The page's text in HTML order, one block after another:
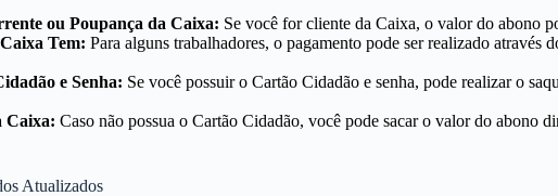
ou Poupança da Caixa: Se você for cliente da Caixa, o valor do abono
Tem: Para alguns trabalhadores, o pagamento pode ser realizado
e Senha: Se você possuir o Cartão Cidadão e senha, pode realizar o
Caixa: Caso não possua o Cartão Cidadão, você pode sacar o valor do abono
Atualizados